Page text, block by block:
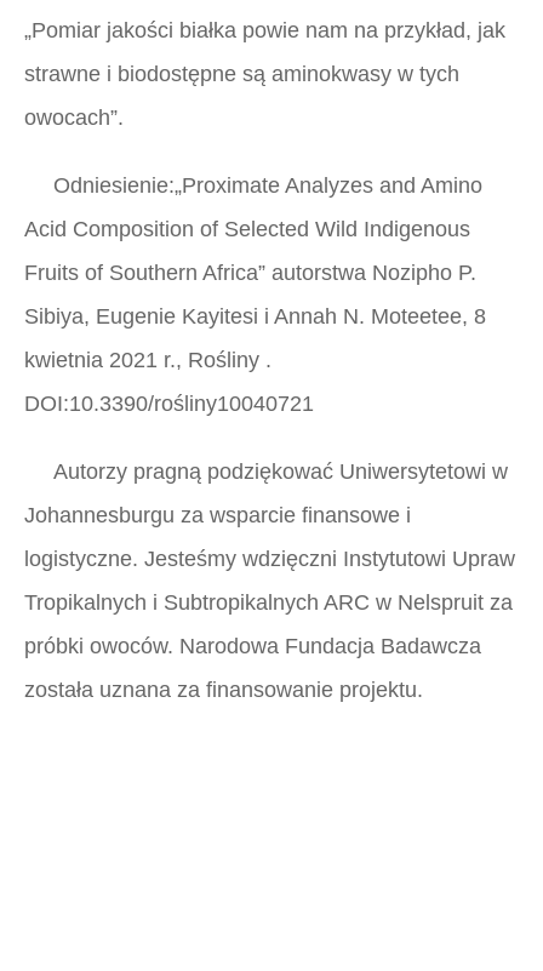
„Pomiar jakości białka powie nam na przykład, jak
strawne i biodostępne są aminokwasy w tych
owocach”.
Odniesienie:„Proximate Analyzes and Amino
Acid Composition of Selected Wild Indigenous
Fruits of Southern Africa” autorstwa Nozipho P.
Sibiya, Eugenie Kayitesi i Annah N. Moteetee, 8
kwietnia 2021 r., Rośliny .
DOI:10.3390/rośliny10040721
Autorzy pragną podziękować Uniwersytetowi w
Johannesburgu za wsparcie finansowe i
logistyczne. Jesteśmy wdzięczni Instytutowi Upraw
Tropikalnych i Subtropikalnych ARC w Nelspruit za
próbki owoców. Narodowa Fundacja Badawcza
została uznana za finansowanie projektu.